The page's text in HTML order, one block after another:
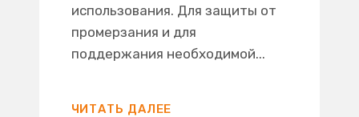
использования. Для защиты от
промерзания и для
поддержания необходимой...
ЧИТАТЬ ДАЛЕЕ